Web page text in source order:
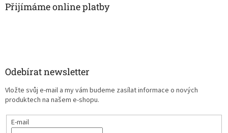
Přijímáme online platby
Odebírat newsletter
Vložte svůj e-mail a my vám budeme zasílat informace o nových
produktech na našem e-shopu.
E-mail